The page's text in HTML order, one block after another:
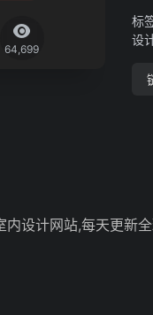
64,699
标
设
内设计网站,每天更新